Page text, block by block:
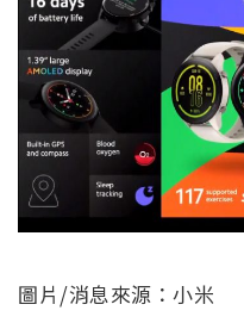
圖片/消息來源：小米